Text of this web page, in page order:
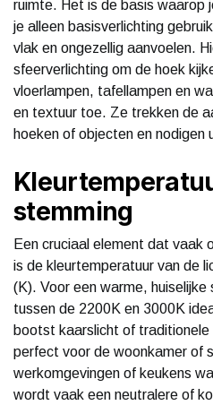
ruimte. Het is de basis waarop
je alleen basisverlichting
vlak en ongezellig aanvoelen.
sfeerverlichting om de hoek
vloerlampen, tafellampen en
en textuur toe. Ze trekken de
hoeken of objecten en nodigen
stemming
Een cruciaal element dat vaak
is de kleurtemperatuur van de
(K). Voor een warme, huiselijke
tussen de 2200K en 3000K
bootst kaarslicht of traditionele
perfect voor de woonkamer of
werkomgevingen of keukens
wordt vaak een neutralere of